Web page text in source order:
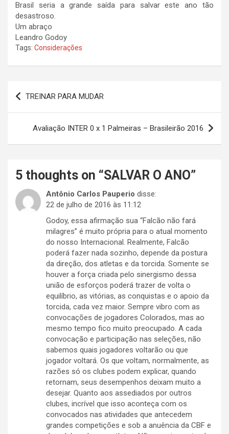
Brasil seria a grande saída para salvar este ano tão
desastroso.
Um abraço
Leandro Godoy
Tags: Considerações
Navegação
de
TREINAR PARA MUDAR
Avaliação INTER 0 x 1 Palmeiras – Brasileirão 2016
5 thoughts on “SALVAR O ANO”
Antônio Carlos Pauperio disse:
22 de julho de 2016 às 11:12
Godoy, essa afirmação sua “Falcão não fará
milagres” é muito própria para o atual momento
do nosso Internacional. Realmente, Falcão
poderá fazer nada sozinho, depende da postura
da direção, dos atletas e da torcida. Somente se
houver a força criada pelo sinergismo dessa
união de esforços poderá trazer de volta o
equilíbrio, as vitórias, as conquistas e o apoio da
torcida, cada vez maior. Sempre vibro com as
convocações de jogadores Colorados, mas ao
mesmo tempo fico muito preocupado. A cada
convocação e participação nas seleções, não
sabemos quais jogadores voltarão ou que
jogador voltará. Os que voltam, normalmente, as
razões só os clubes podem explicar, quando
retornam, seus desempenhos deixam muito a
desejar. Quanto aos assediados por outros
clubes, incrível que isso aconteça com os
convocados nas atividades que antecedem
grandes competições e sob a anuência da CBF e